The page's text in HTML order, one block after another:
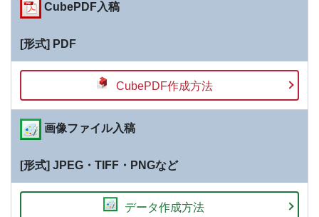
CubePDF入稿
PDF
CubePDF作成方法
画像ファイル入稿
JPEG・TIFF・PNGなど
データ作成方法